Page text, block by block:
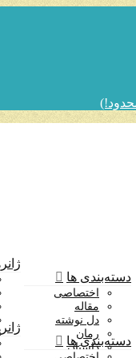
دسته‌بندی ها
اختصاصی
مقاله
دل نوشته
رمان
داستان
دسته‌بندی ها